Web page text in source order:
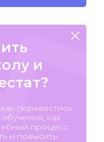
и
перевестись
как
процесс,
и повысить